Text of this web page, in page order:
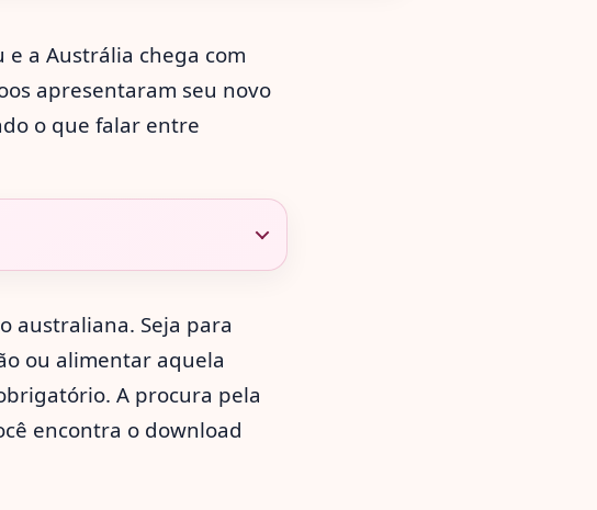
a Austrália chega com
apresentaram seu novo
o que falar entre
australiana. Seja para
ou alimentar aquela
A procura pela
encontra o download